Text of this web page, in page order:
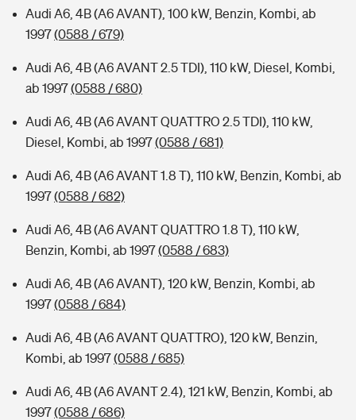
Audi A6, 4B (A6 AVANT), 100 kW, Benzin, Kombi, ab
1997(0588 / 679)
Audi A6, 4B (A6 AVANT 2.5 TDI), 110 kW, Diesel, Kombi,
ab 1997(0588 / 680)
Audi A6, 4B (A6 AVANT QUATTRO 2.5 TDI), 110 kW,
Diesel, Kombi, ab 1997(0588 / 681)
Audi A6, 4B (A6 AVANT 1.8 T), 110 kW, Benzin, Kombi, ab
1997(0588 / 682)
Audi A6, 4B (A6 AVANT QUATTRO 1.8 T), 110 kW,
Benzin, Kombi, ab 1997(0588 / 683)
Audi A6, 4B (A6 AVANT), 120 kW, Benzin, Kombi, ab
1997(0588 / 684)
Audi A6, 4B (A6 AVANT QUATTRO), 120 kW, Benzin,
Kombi, ab 1997(0588 / 685)
Audi A6, 4B (A6 AVANT 2.4), 121 kW, Benzin, Kombi, ab
1997(0588 / 686)